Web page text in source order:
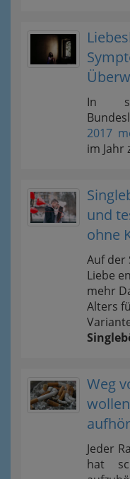
In
2017
im Jahr
und
ohne
Auf der
Liebe
mehr
Alters
Weg
Jeder
hat